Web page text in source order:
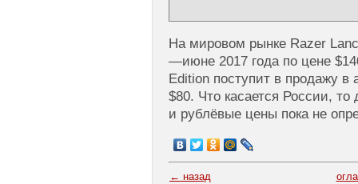
На мировом рынке Razer
—июне 2017 года по цене
Edition поступит в продажу
$80. Что касается России,
и рублёвые цены пока не
← назад